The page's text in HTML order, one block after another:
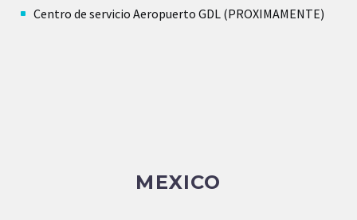
Centro de servicio Aeropuerto GDL (PROXIMAMENTE)
MEXICO